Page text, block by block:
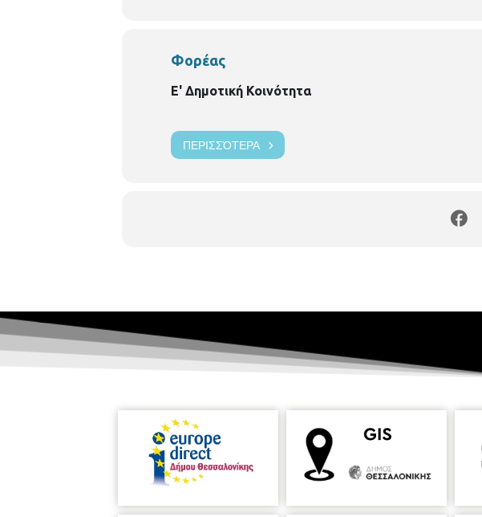
Φορέας
Ε' Δημοτική Κοινότητα
ΠΕΡΙΣΣΌΤΕΡΑ